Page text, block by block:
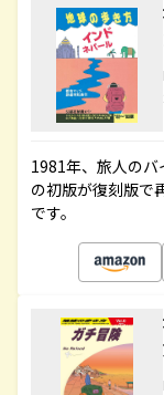
1981年、旅人の
の初版が復刻版
です。